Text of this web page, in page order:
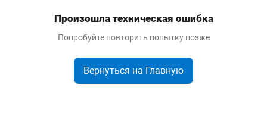
Произошла техническая ошибка
Попробуйте повторить попытку позже
Вернуться на Главную